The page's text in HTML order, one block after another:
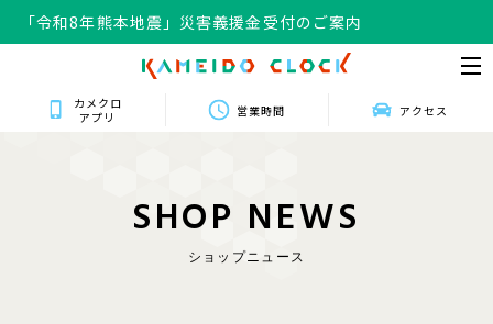
「令和8年熊本地震」災害義援金受付のご案内
カメクロ
アプリ
営業時間 アクセス
SHOP NEWS
ショップニュース